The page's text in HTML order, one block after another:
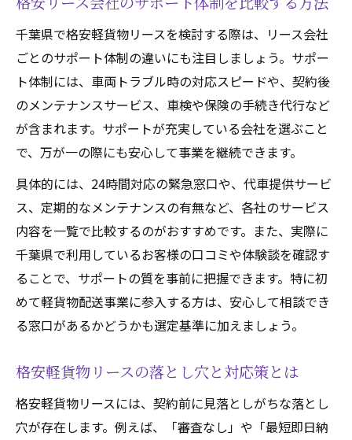
千葉県で格安軽貨物リースを検討する際は、リース会社
ごとのサポート体制の違いにも注目しましょう。サポー
ト体制には、車両トラブル時の対応スピードや、契約後
のメンテナンスサービス、車検や保険の手続き代行など
が含まれます。サポートが充実している会社を選ぶこと
で、万が一の際にも安心して事業を継続できます。
具体的には、24時間対応の緊急窓口や、代車提供サービ
ス、定期的なメンテナンスの有無など、各社のサービス
内容を一覧で比較するのがおすすめです。また、実際に
千葉県で利用しているお客様の口コミや体験談を確認す
ることで、サポートの質を事前に把握できます。特に初
めて軽貨物配送事業に参入する方は、安心して相談でき
る窓口があるかどうかも選定基準に加えましょう。
格安軽貨物リースの落とし穴と対応策とは
格安軽貨物リースには、契約前に見落としがちな落とし
穴が存在します。例えば、「審査なし」や「最短即日納